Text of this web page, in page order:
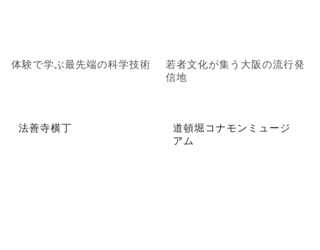
体験で学ぶ最先端の科学技術
若者文化が集う大阪の流行発
信地
法善寺横丁
道頓堀コナモンミュージ
アム